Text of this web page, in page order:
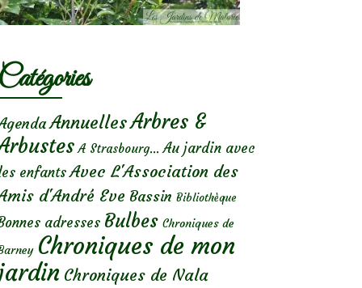
AnnuellesArbres &
A Strasbourg... Au jardin avec
enfants Avec L'Association des
d'André Eve Bassin Bibliothèque
adresses Bulbes Chroniques de
Chroniques de mon
Chroniques de Nala